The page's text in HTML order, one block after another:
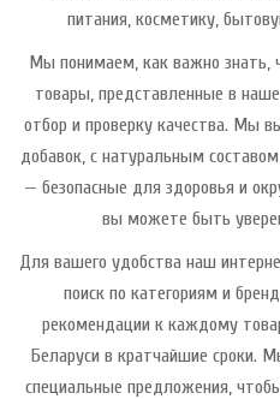
питания, косметику,
Мы понимаем, как важно знать,
товары, представленные в
отбор и проверку качества. Мы
добавок, с натуральным
— безопасные для здоровья и
вы можете быть
Для вашего удобства наш
поиск по категориям и
рекомендации к каждому
Беларуси в кратчайшие сроки.
специальные предложения,